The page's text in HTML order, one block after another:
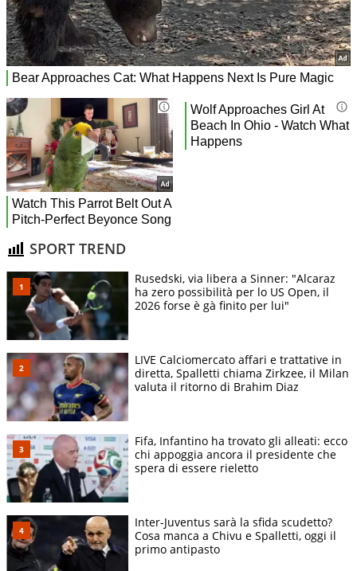
SPORT TREND
Rusedski, via libera a Sinner: "Alcaraz
ha zero possibilità per lo US Open, il
2026 forse è gà finito per lui"
LIVE Calciomercato affari e trattative in
diretta, Spalletti chiama Zirkzee, il Milan
valuta il ritorno di Brahim Diaz
Fifa, Infantino ha trovato gli alleati: ecco
chi appoggia ancora il presidente che
spera di essere rieletto
Inter-Juventus sarà la sfida scudetto?
Cosa manca a Chivu e Spalletti, oggi il
primo antipasto